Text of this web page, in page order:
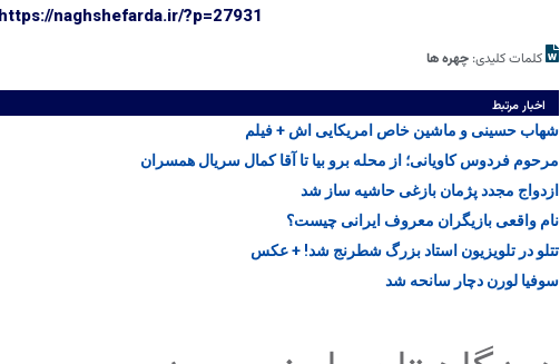
https://naghshefarda.ir/?p=27931
کلمات کلیدی: چهره ها
اخبار مرتبط
شهاب حسینی و ماشین خاص امریکایی اش + فیلم
مرحوم فردوس کاویانی؛ از محله برو بیا تا آقا کمال سریال همسران
ازدواج مجدد پژمان بازغی حاشیه ساز شد
نام واقعی بازیگران معروف ایرانی چیست؟
تتلو در تلویزیون استاد بزرگ شطرنج شد! + عکس
سوفیا لورن دچار سانحه شد